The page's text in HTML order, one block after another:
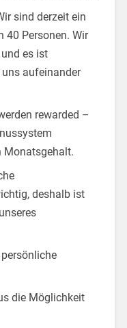
sind derzeit ein
40 Personen. Wir
es ist
aufeinander
rewarded –
Monatsgehalt.
deshalb ist
die Möglichkeit